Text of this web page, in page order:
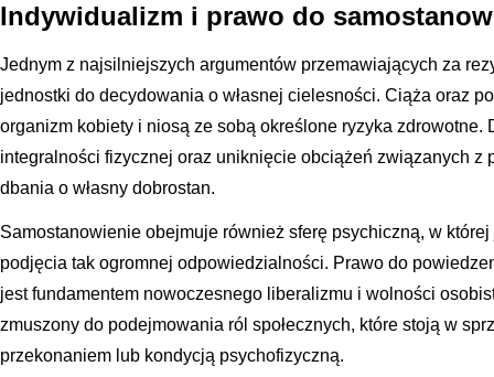
Indywidualizm i prawo do
Jednym z najsilniejszych argumentów przemawiających za
jednostki do decydowania o własnej cielesności. Ciąża oraz
organizm kobiety i niosą ze sobą określone ryzyka zdrowotne.
integralności fizycznej oraz uniknięcie obciążeń związanych z
dbania o własny dobrostan.
Samostanowienie obejmuje również sferę psychiczną, w
podjęcia tak ogromnej odpowiedzialności. Prawo do
jest fundamentem nowoczesnego liberalizmu i wolności
zmuszony do podejmowania ról społecznych, które stoją w
przekonaniem lub kondycją psychofizyczną.